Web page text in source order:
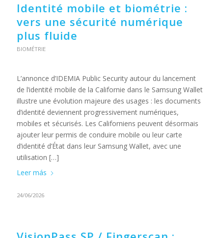
Identité mobile et biométrie :
vers une sécurité numérique
plus fluide
BIOMÉTRIE
L’annonce d’IDEMIA Public Security autour du lancement
de l’identité mobile de la Californie dans le Samsung Wallet
illustre une évolution majeure des usages : les documents
d’identité deviennent progressivement numériques,
mobiles et sécurisés. Les Californiens peuvent désormais
ajouter leur permis de conduire mobile ou leur carte
d’identité d’État dans leur Samsung Wallet, avec une
utilisation […]
Leer más
24/06/2026